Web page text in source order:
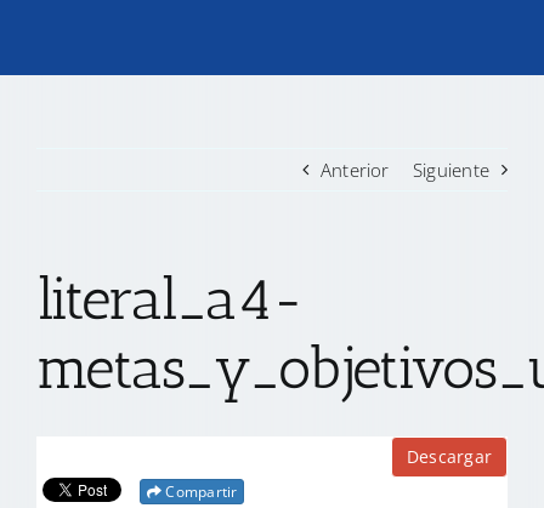
TRANSPARENCIA
CONTACTO
Anterior Siguiente
literal_a4-
Descargar
Compartir